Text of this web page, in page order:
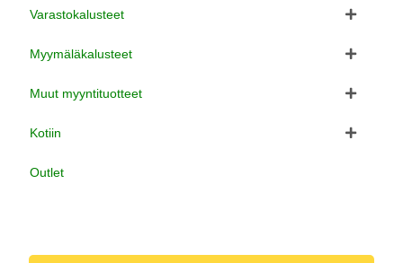
Varastokalusteet
Myymäläkalusteet
Muut myyntituotteet
Kotiin
Outlet